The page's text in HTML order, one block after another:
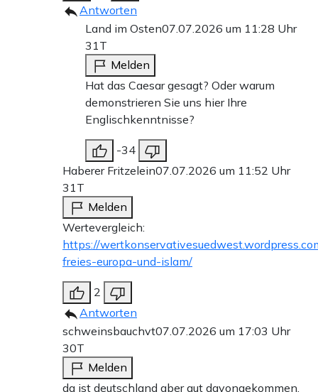
Antworten
Land im Osten07.07.2026 um 11:28 Uhr
31T
Melden
Hat das Caesar gesagt? Oder warum
demonstrieren Sie uns hier Ihre
Englischkenntnisse?
-34
Haberer Fritzelein07.07.2026 um 11:52 Uhr
31T
Melden
Wertevergleich:
https://
freies-europa-und-islam/
2
Antworten
schweinsbauchvt07.07.2026 um 17:03 Uhr
30T
Melden
da ist deutschland aber gut davongekommen,